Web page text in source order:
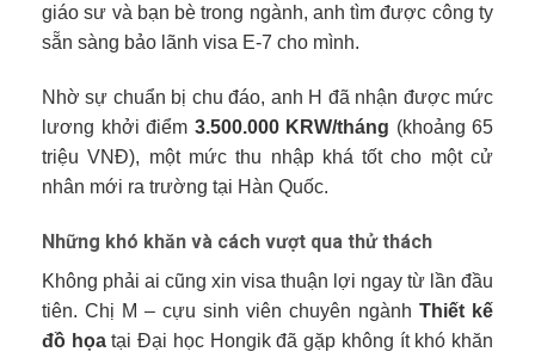
giáo sư và bạn bè trong ngành, anh tìm được công ty
sẵn sàng bảo lãnh visa E-7 cho mình.
Nhờ sự chuẩn bị chu đáo, anh H đã nhận được mức
lương khởi điểm 3.500.000 KRW/tháng (khoảng 65
triệu VNĐ), một mức thu nhập khá tốt cho một cử
nhân mới ra trường tại Hàn Quốc.
Những khó khăn và cách vượt qua thử thách
Không phải ai cũng xin visa thuận lợi ngay từ lần đầu
tiên. Chị M – cựu sinh viên chuyên ngành Thiết kế
đồ họatại Đại học Hongik đã gặp không ít khó khăn